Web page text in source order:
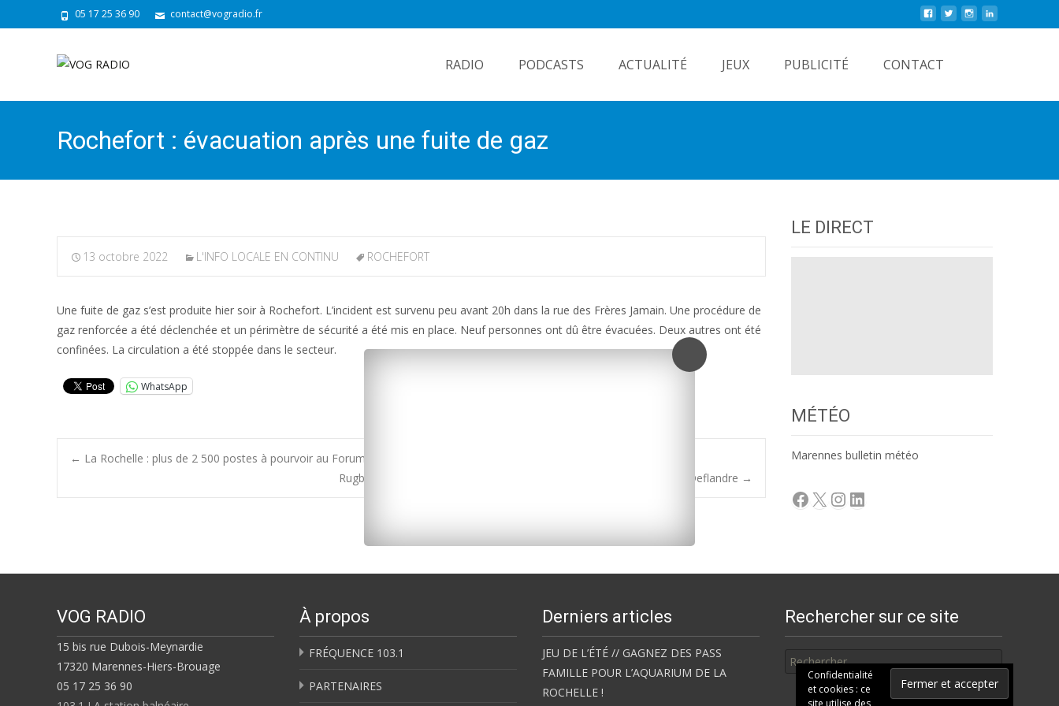
05 17 25 36 90 contact@vogradio.fr
RADIO PODCASTS ACTUALITÉ JEUX PUBLICITÉ CONTACT
Rochefort : évacuation après une fuite de gaz
13 octobre 2022 L'INFO LOCALE EN CONTINU ROCHEFORT
Une fuite de gaz s’est produite hier soir à Rochefort. L’incident est survenu peu avant 20h dans la rue des Frères Jamain. Une procédure de
gaz renforcée a été déclenchée et un périmètre de sécurité a été mis en place. Neuf personnes ont dû être évacuées. Deux autres ont été
confinées. La circulation a été stoppée dans le secteur.
WhatsApp
Post
← La Rochelle : plus de 2 500 postes à pourvoir au Forum des emplois saisonniers d’hiver
Rugby / Top 14 : La Rochelle/Toulon ce dimanche à 21h05 à Marcel-Deflandre →
LE DIRECT
MÉTÉO
Marennes bulletin météo
Facebook
X Instagram
LinkedIn
VOG RADIO
15 bis rue Dubois-Meynardie
17320 Marennes-Hiers-Brouage
05 17 25 36 90
À propos
FRÉQUENCE 103.1
PARTENAIRES
Derniers articles
JEU DE L’ÉTÉ // GAGNEZ DES PASS
FAMILLE POUR L’AQUARIUM DE LA
ROCHELLE !
Rechercher sur ce site
Confidentialité
et cookies : ce
site utilise des